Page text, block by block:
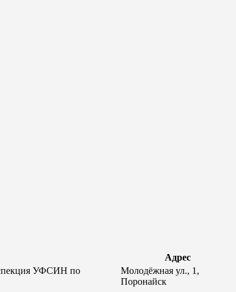
Адрес
УФСИН по
Молодёжная ул., 1,
Поронайск